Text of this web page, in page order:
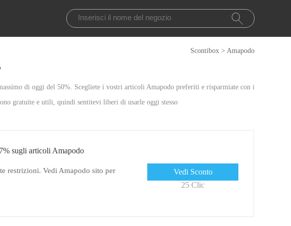
Scontibox > Amapodo
di oggi del 50%. Scegliete i vostri articoli Amapodo preferiti e risparmiate con i
gratuite e utili, quindi sentitevi liberi di usarle oggi stesso
sugli articoli Amapodo
restrizioni. Vedi Amapodo sito per
Vedi Sconto
25 Clic